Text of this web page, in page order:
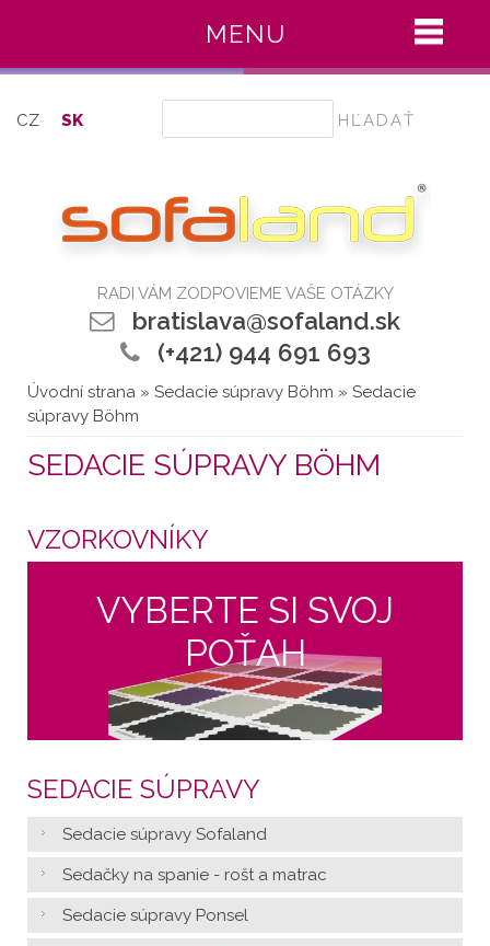
CZ SK
RADI VÁM ZODPOVIEME VAŠE OTÁZKY
bratislava@sofaland.sk
(+421) 944 691 693
MENU
Úvodní strana » Sedacie súpravy Böhm » Sedacie
súpravy Böhm
SEDACIE SÚPRAVY BÖHM
VZORKOVNÍKY
VYBERTE SI SVOJ
POŤAH
SEDACIE SÚPRAVY
Sedacie súpravy Sofaland
Sedačky na spanie - rošt a matrac
Sedacie súpravy Ponsel